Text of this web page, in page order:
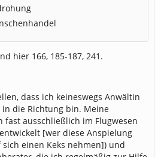
hier 166, 185-187, 241.
dass ich keineswegs Anwältin
die Richtung bin. Meine
fast ausschließlich im Flugwesen
[wer diese Anspielung
einen Keks nehmen]) und